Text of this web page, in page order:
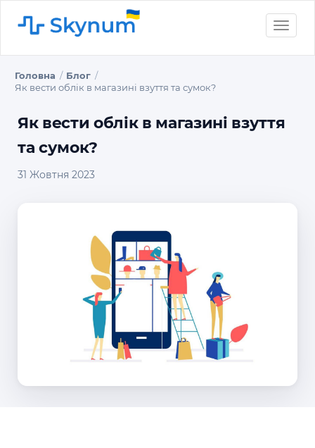
Toggle
Головна
Блог
Як вести облік в магазині взуття та сумок?
Як вести облік в магазині взуття
та сумок?
31 Жовтня 2023